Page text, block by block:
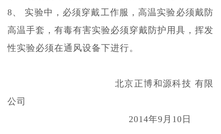
8、 实验中，必须穿戴工作服，高温实验必须戴防
高温手套，有毒有害实验必须穿戴防护用具，挥发
性实验必须在通风设备下进行。
北京正博和源科技 有限
公司
2014年9月10日